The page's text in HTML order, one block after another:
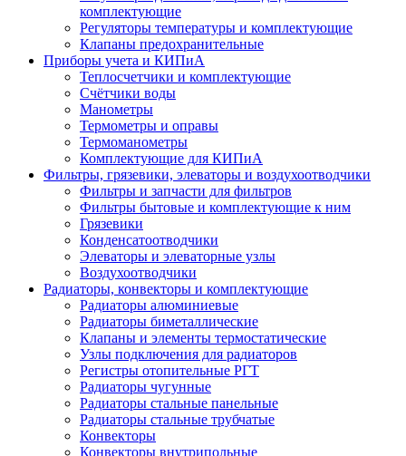
комплектующие
Регуляторы температуры и комплектующие
Клапаны предохранительные
Приборы учета и КИПиА
Теплосчетчики и комплектующие
Счётчики воды
Манометры
Термометры и оправы
Термоманометры
Комплектующие для КИПиА
Фильтры, грязевики, элеваторы и воздухоотводчики
Фильтры и запчасти для фильтров
Фильтры бытовые и комплектующие к ним
Грязевики
Конденсатоотводчики
Элеваторы и элеваторные узлы
Воздухоотводчики
Радиаторы, конвекторы и комплектующие
Радиаторы алюминиевые
Радиаторы биметаллические
Клапаны и элементы термостатические
Узлы подключения для радиаторов
Регистры отопительные РГТ
Радиаторы чугунные
Радиаторы стальные панельные
Радиаторы стальные трубчатые
Конвекторы
Конвекторы внутрипольные